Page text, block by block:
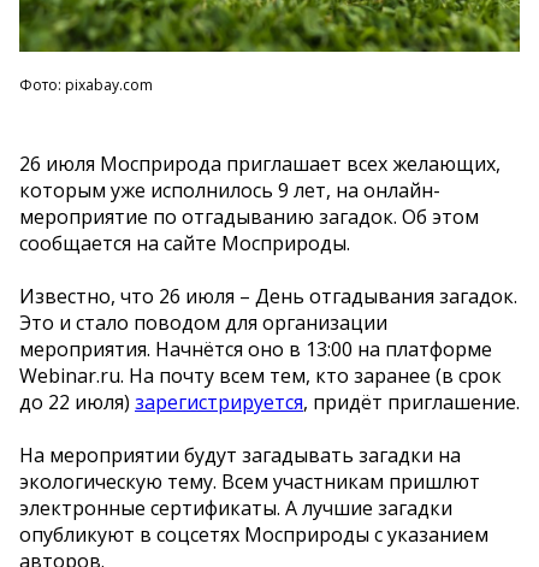
Фото: pixabay.com
26 июля Мосприрода приглашает всех желающих,
которым уже исполнилось 9 лет, на онлайн-
мероприятие по отгадыванию загадок. Об этом
сообщается на сайте Мосприроды.
Известно, что 26 июля – День отгадывания загадок.
Это и стало поводом для организации
мероприятия. Начнётся оно в 13:00 на платформе
Webinar.ru. На почту всем тем, кто заранее (в срок
до 22 июля) зарегистрируется, придёт приглашение.
На мероприятии будут загадывать загадки на
экологическую тему. Всем участникам пришлют
электронные сертификаты. А лучшие загадки
опубликуют в соцсетях Мосприроды с указанием
авторов.